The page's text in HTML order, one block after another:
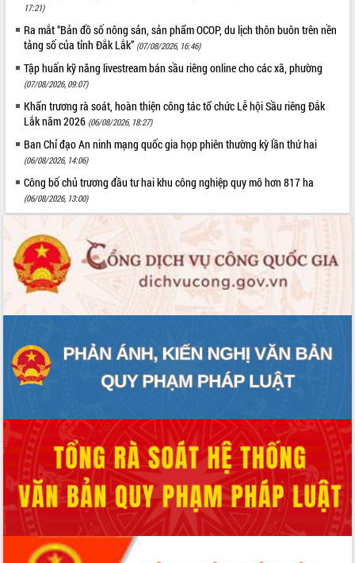
17:21)
Ra mắt “Bản đồ số nông sản, sản phẩm OCOP, du lịch thôn buôn trên nền
tảng số của tỉnh Đắk Lắk” (07/08/2026, 16:46)
Tập huấn kỹ năng livestream bán sầu riêng online cho các xã, phường
(07/08/2026, 09:07)
Khẩn trương rà soát, hoàn thiện công tác tổ chức Lễ hội Sầu riêng Đắk
Lắk năm 2026 (06/08/2026, 18:27)
Ban Chỉ đạo An ninh mạng quốc gia họp phiên thường kỳ lần thứ hai
(06/08/2026, 14:06)
Công bố chủ trương đầu tư hai khu công nghiệp quy mô hơn 817 ha
(06/08/2026, 13:00)